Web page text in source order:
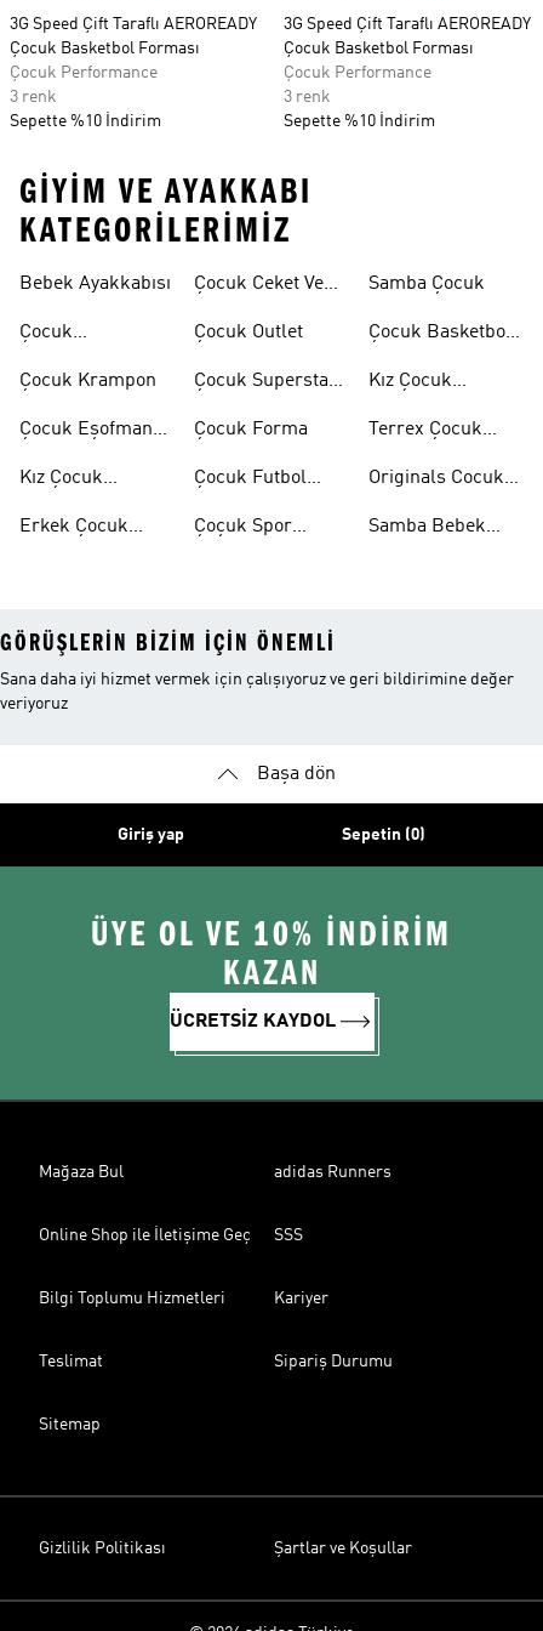
3G Speed Çift Taraflı AEROREADY
Çocuk Basketbol Forması
Çocuk Performance
3 renk
Sepette %10 İndirim
3G Speed Çift Taraflı AEROREADY
Çocuk Basketbol Forması
Çocuk Performance
3 renk
Sepette %10 İndirim
GIYIM VE AYAKKABI
KATEGORILERIMIZ
Bebek Ayakkabısı
Çocuk
Çocuk Krampon
Çocuk Eşofman
Kız Çocuk
Erkek Çocuk
Çocuk Ceket Ve
Çocuk Outlet
Çocuk Superstar
Çocuk Forma
Çocuk Futbol
Çoçuk Spor
Samba Çocuk
Çocuk Basketbol
Kız Çocuk
Terrex Çocuk
Originals Cocuk
Samba Bebek
GÖRÜŞLERIN BIZIM IÇIN ÖNEMLI
Sana daha iyi hizmet vermek için çalışıyoruz ve geri bildirimine değer
veriyoruz
Başa dön
Giriş yap Sepetin (0)
ÜYE OL VE 10% İNDİRİM
KAZAN
ÜCRETSİZ KAYDOL
Mağaza Bul adidas Runners
Online Shop ile İletişime Geç SSS
Bilgi Toplumu Hizmetleri Kariyer
Teslimat Sipariş Durumu
Sitemap
Gizlilik Politikası Şartlar ve Koşullar